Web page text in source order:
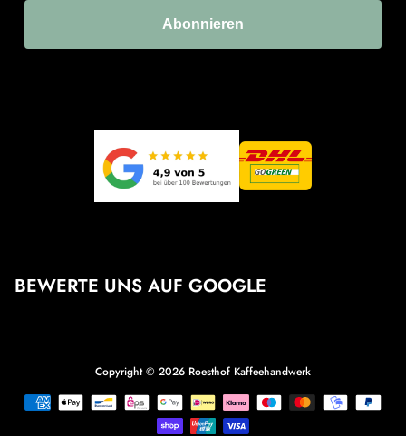
Abonnieren
BEWERTE UNS AUF GOOGLE
Copyright © 2026 Roesthof Kaffeehandwerk
Zahlungsmethoden